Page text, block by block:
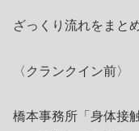
ざっくり流れをまと
〈クランクイン前〉
橋本事務所「身体接